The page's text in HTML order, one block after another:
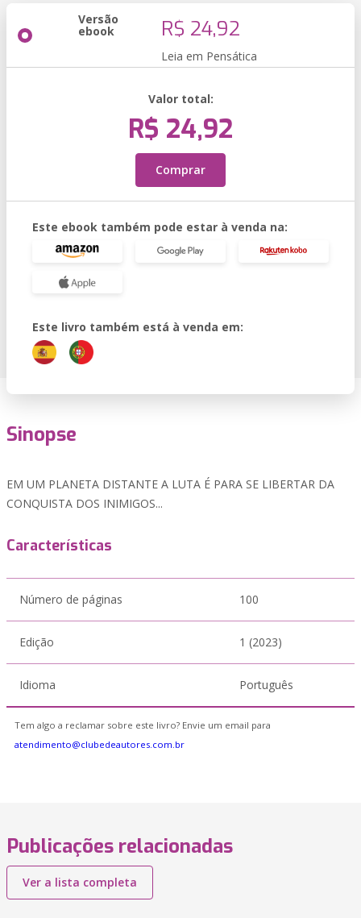
Versão
ebook R$ 24,92
Leia em Pensática
Valor total:
R$ 24,92
Comprar
Este ebook também pode estar à venda na:
Este livro também está à venda em:
Sinopse
EM UM PLANETA DISTANTE A LUTA É PARA SE LIBERTAR DA
CONQUISTA DOS INIMIGOS...
Características
Número de páginas 100
Edição 1 (2023)
Idioma Português
Tem algo a reclamar sobre este livro? Envie um email para
atendimento@clubedeautores.com.br
Publicações relacionadas
Ver a lista completa